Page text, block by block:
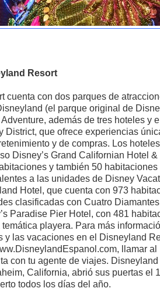
Resort
cuenta con dos parques de
(el parque original de
además de tres hoteles y
District, que ofrece experiencias
y de compras. Los
Disney’s Grand Californian Hotel
y también 50 habitaciones
a las unidades de Disney
Hotel, que cuenta con 973
clasificadas con Cuatro
Paradise Pier Hotel, con 481
playera. Para más
y las vacaciones en el Disneyland
llamar al
con tu agente de viajes. Disneyland
California, abrió sus puertas el
todos los días del año.